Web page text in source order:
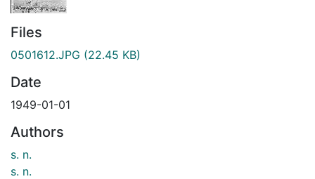
Files
0501612.JPG (22.45 KB)
Date
1949-01-01
Authors
s. n.
s. n.